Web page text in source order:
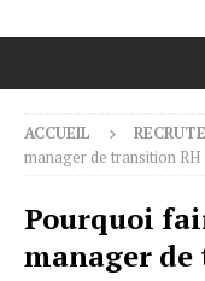
ACCUEIL
manager de transition RH
Pourquoi
manager